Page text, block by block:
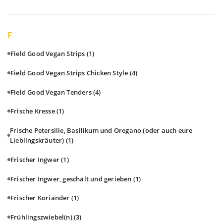
F
Field Good Vegan Strips (1)
Field Good Vegan Strips Chicken Style (4)
Field Good Vegan Tenders(4)
Frische Kresse(1)
Frische Petersilie, Basilikum und Oregano (oder auch eure
Lieblingskräuter) (1)
Frischer Ingwer(1)
Frischer Ingwer, geschält und gerieben (1)
Frischer Koriander (1)
Frühlingszwiebel(n)(3)